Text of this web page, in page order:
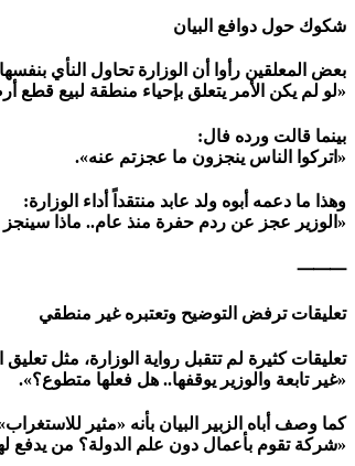
شكوك حول دوافع البيان
بعض المعلقين رأوا أن الوزارة تحاول النأي
«لو لم يكن الأمر يتعلق بإحياء منطقة لبيع قطع
بينما قالت ورده فال:
«اتركوا الناس ينجزون ما عجزتم عنه».
وهذا ما دعمه أبوه ولد عابد منتقداً أداء الوزارة:
«الوزير عجز عن ردم حفرة منذ عام.. ماذا
⸻
تعليقات ترفض التوضيح وتعتبره غير منطقي
تعليقات كثيرة لم تتقبل رواية الوزارة، مثل
«غير تابعة والوزير يوقفها.. هل فعلها متطوع؟».
كما وصف أباه الزبير البيان بأنه «مثير
«شركة تقوم بأعمال دون علم الدولة؟ من يدفع